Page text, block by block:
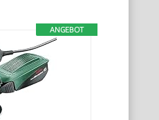
ANGEBOT